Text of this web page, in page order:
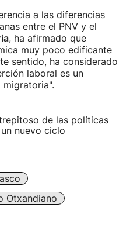
a las diferencias
entre el PNV y el
, ha afirmado que
muy poco edificante
sentido, ha considerado
laboral es un
de las políticas
nuevo ciclo
Otxandiano